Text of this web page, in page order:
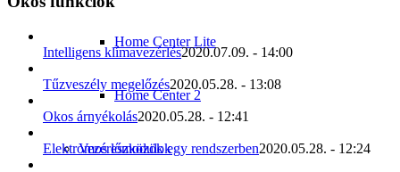
Home Center Lite
Home Center 2
Vezérlőmodulok
Intelligens klímavezérlés2020.07.09. - 14:00
Tűzveszély megelőzés2020.05.28. - 13:08
Okos árnyékolás2020.05.28. - 12:41
Elektromos eszközök egy rendszerben2020.05.28. - 12:24